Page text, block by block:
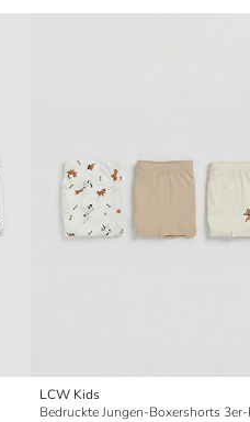
LCW Kids
Bedruckte Jungen-Boxershorts 3er-